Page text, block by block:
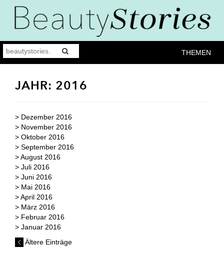
THEMEN
JAHR: 2016
> Dezember 2016
> November 2016
> Oktober 2016
> September 2016
>August 2016
> Juli 2016
> Juni 2016
> Mai 2016
>April 2016
> März 2016
> Februar 2016
> Januar 2016
Ältere Einträge